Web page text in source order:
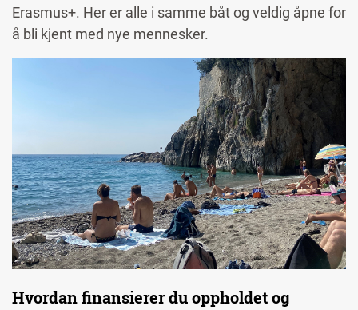
Erasmus+. Her er alle i samme båt og veldig åpne for
å bli kjent med nye mennesker.
Hvordan finansierer du oppholdet og